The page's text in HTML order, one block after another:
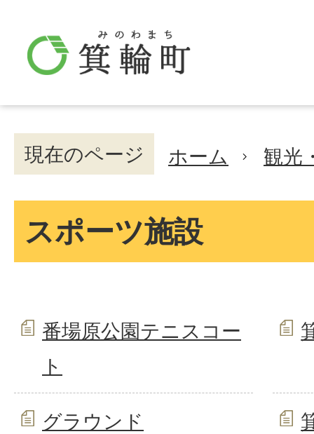
現在のページ ホーム 観光
スポーツ施設
番場原公園テニスコー
ト
グラウンド